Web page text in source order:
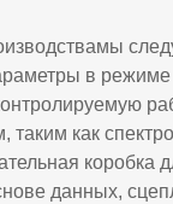
в режиме
таким как
данных,